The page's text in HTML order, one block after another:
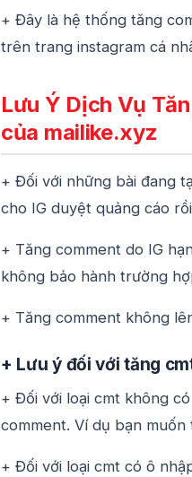
+ Đây là hệ thống tăng
trên trang instagram cá
Lưu Ý Dịch Vụ
của mailike.xyz
+ Đối với những bài đang
cho IG duyệt quảng cáo
+ Tăng comment do IG
không bảo hành trường
+ Tăng comment không
+ Lưu ý đối với tăng
+ Đối với loại cmt không
comment. Ví dụ bạn muốn
+ Đối với loại cmt có ô